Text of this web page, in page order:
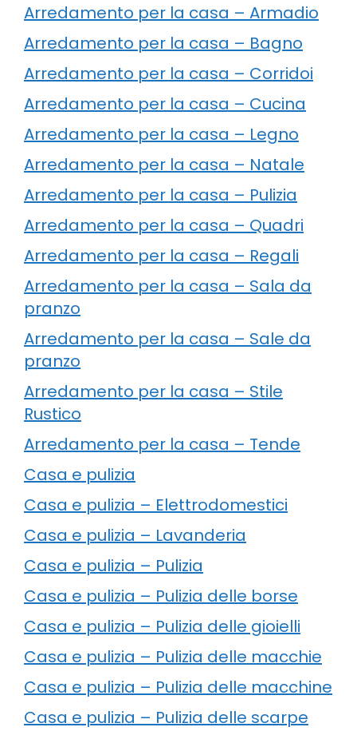
Arredamento per la casa – Armadio
Arredamento per la casa – Bagno
Arredamento per la casa – Corridoi
Arredamento per la casa – Cucina
Arredamento per la casa – Legno
Arredamento per la casa – Natale
Arredamento per la casa – Pulizia
Arredamento per la casa – Quadri
Arredamento per la casa – Regali
Arredamento per la casa – Sala da
pranzo
Arredamento per la casa – Sale da
pranzo
Arredamento per la casa – Stile
Rustico
Arredamento per la casa – Tende
Casa e pulizia
Casa e pulizia – Elettrodomestici
Casa e pulizia – Lavanderia
Casa e pulizia – Pulizia
Casa e pulizia – Pulizia delle borse
Casa e pulizia – Pulizia delle gioielli
Casa e pulizia – Pulizia delle macchie
Casa e pulizia – Pulizia delle macchine
Casa e pulizia – Pulizia delle scarpe